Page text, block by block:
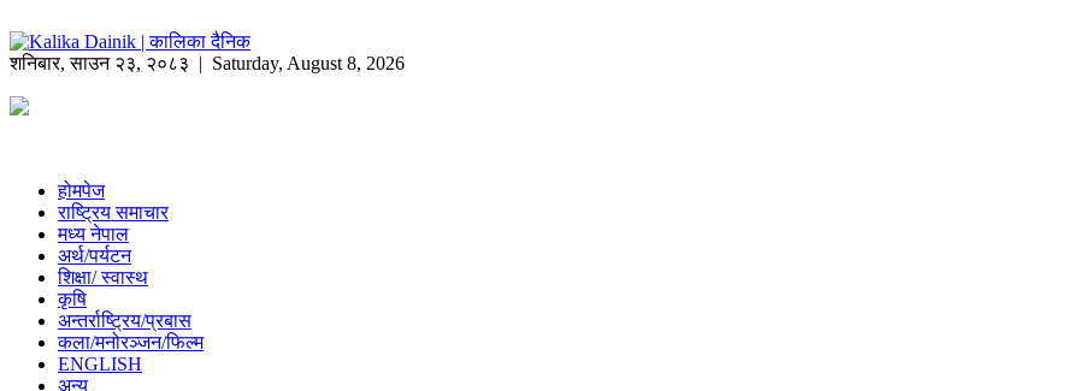
शनिबार,साउन २३, २०८३ | Saturday, August 8, 2026
होमपेज
राष्ट्रिय समाचार
मध्य नेपाल
अर्थ/पर्यटन
शिक्षा/ स्वास्थ
कृषि
अन्तर्राष्ट्रिय/प्रबास
कला/मनोरञ्जन/फिल्म
ENGLISH
अन्य